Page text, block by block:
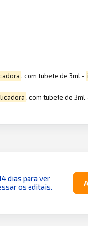
, com tubete de 3ml -
, com tubete de 3ml
dias para ver
os editais.